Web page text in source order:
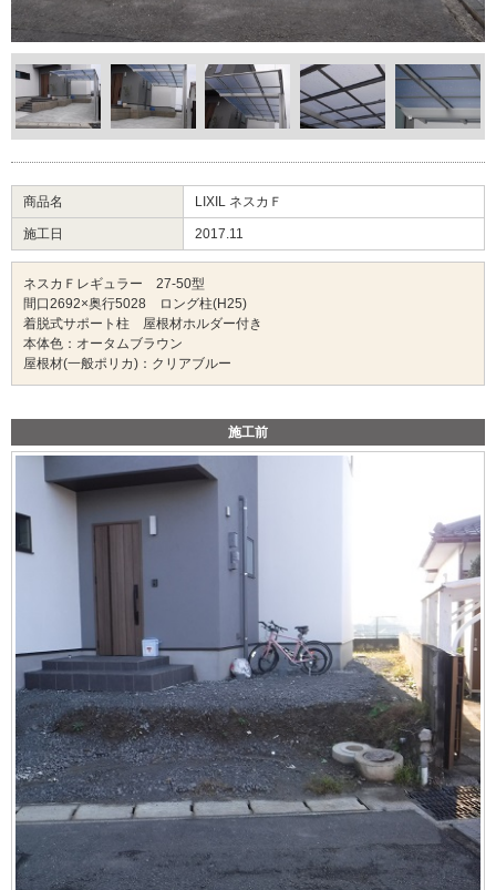
商品名 LIXIL ネスカＦ
施工日 2017.11
ネスカＦレギュラー 27-50型
間口2692×奥行5028 ロング柱(H25)
着脱式サポート柱 屋根材ホルダー付き
本体色：オータムブラウン
屋根材(一般ポリカ)：クリアブルー
施工前